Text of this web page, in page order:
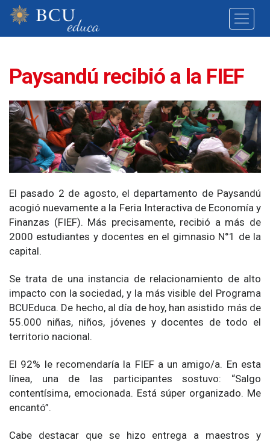
Paysandú recibió a la FIEF
El pasado 2 de agosto, el departamento de Paysandú
acogió nuevamente a la Feria Interactiva de Economía y
Finanzas (FIEF). Más precisamente, recibió a más de
2000 estudiantes y docentes en el gimnasio N°1 de la
capital.
Se trata de una instancia de relacionamiento de alto
impacto con la sociedad, y la más visible del Programa
BCUEduca. De hecho, al día de hoy, han asistido más de
55.000 niñas, niños, jóvenes y docentes de todo el
territorio nacional.
El 92% le recomendaría la FIEF a un amigo/a. En esta
línea, una de las participantes sostuvo: “Salgo
contentísima, emocionada. Está súper organizado. Me
encantó”.
Cabe destacar que se hizo entrega a maestros y